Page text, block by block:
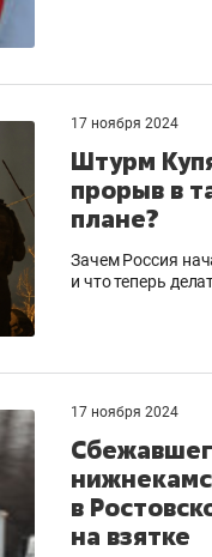
17 ноября 2024
Штурм
прорыв в
плане?
Зачем Россия
и что теперь
17 ноября 2024
в
на взятке